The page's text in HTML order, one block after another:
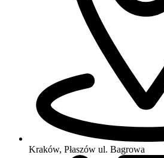
Kraków, Płaszów ul. Bagrowa